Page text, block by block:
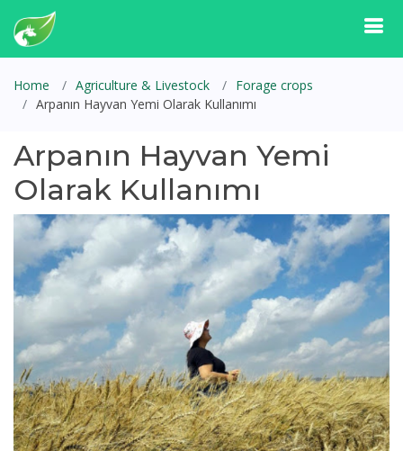
Home Agriculture & Livestock
Forage crops
Arpanın Hayvan Yemi Olarak Kullanımı
Arpanın Hayvan Yemi
Olarak Kullanımı